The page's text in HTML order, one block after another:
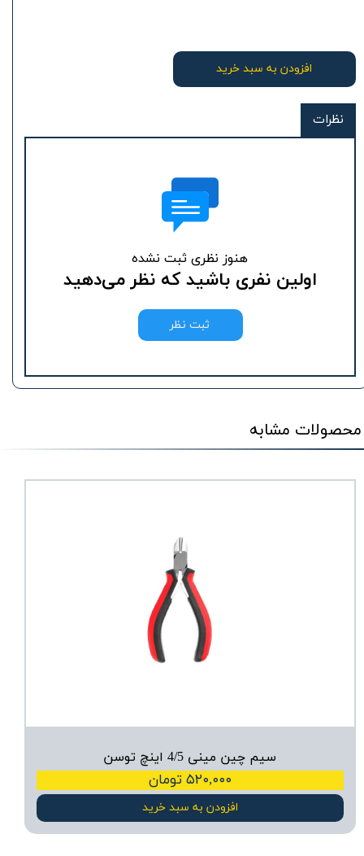
افزودن به سبد خرید
نظرات
هنوز نظری ثبت نشده
اولین نفری باشید که نظر می‌دهید
ثبت نظر
محصولات مشابه
سیم‌ چین مینی 4/5 اینچ توسن
۵۲۰,۰۰۰ تومان
افزودن به سبد خرید